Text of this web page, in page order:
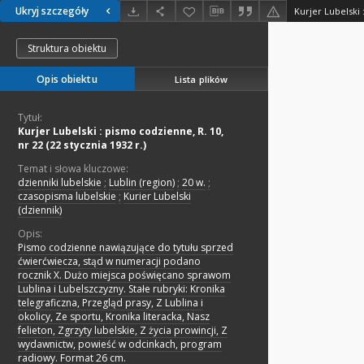
Ukryj szczegóły
Struktura obiektu
Opis obiektu Lista plików
Tytuł:
Kurjer Lubelski : pismo codzienne, R. 10,
nr 22 (22 stycznia 1932 r.)
Temat i słowa kluczowe:
dzienniki lubelskie ; Lublin (region) ; 20 w. ;
czasopisma lubelskie ; Kurier Lubelski
(dziennik)
Opis:
Pismo codzienne nawiązujące do tytułu sprzed
ćwierćwiecza, stąd w numeracji podano
rocznik X. Dużo miejsca poświęcano sprawom
Lublina i Lubelszczyzny. Stałe rubryki: Kronika
telegraficzna, Przegląd prasy, Z Lublina i
okolicy, Ze sportu, Kronika literacka, Nasz
felieton, Zgrzyty lubelskie, Z życia prowincji, Z
wydawnictw, powieść w odcinkach, program
radiowy. Format 26 cm.